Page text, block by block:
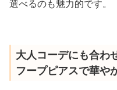
選べるのも魅力的です。
大人コーデにも合わ
フープピアスで華や